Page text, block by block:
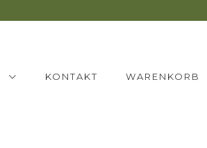
KONTAKT WARENKORB